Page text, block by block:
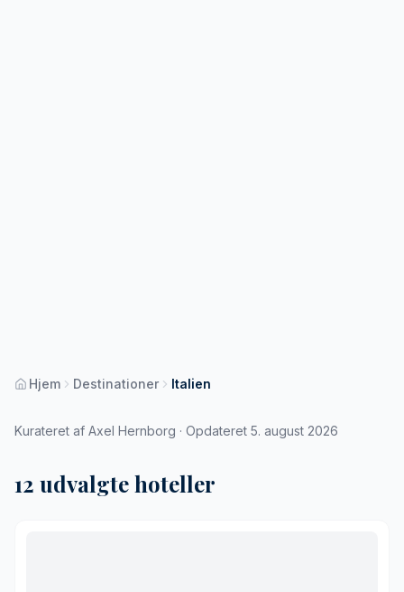
Hjem Destinationer Italien
Kurateret af Axel Hernborg · Opdateret 5. august 2026
12 udvalgte hoteller